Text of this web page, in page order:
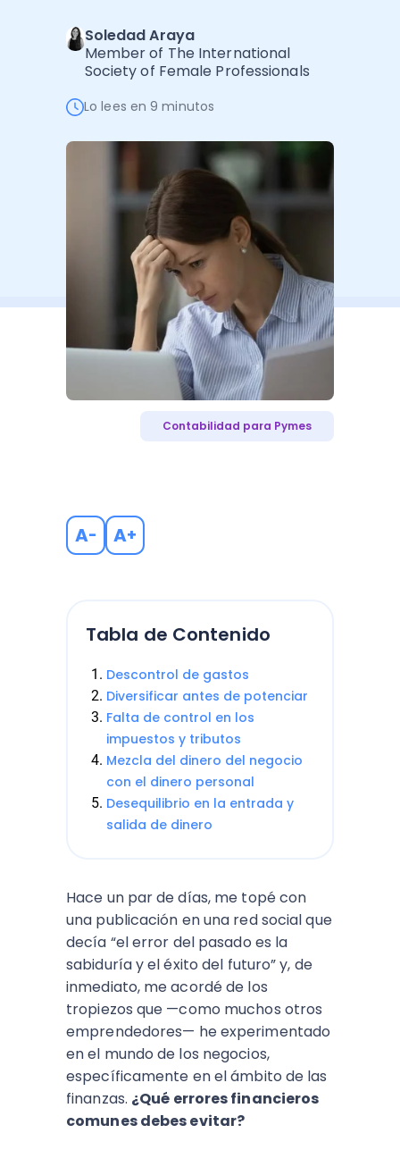
Administración Empresarial
Software Factura y Administración
Autores
Soledad Araya
Member of The International
Society of Female Professionals
Lo lees en 9 minutos
Contabilidad para Pymes
A- A+
Tabla de Contenido
Descontrol de gastos
Diversificar antes de potenciar
Falta de control en los
impuestos y tributos
Mezcla del dinero del negocio
con el dinero personal
Desequilibrio en la entrada y
salida de dinero
Hace un par de días, me topé con
una publicación en una red social que
decía “el error del pasado es la
sabiduría y el éxito del futuro” y, de
inmediato, me acordé de los
tropiezos que —como muchos otros
emprendedores— he experimentado
en el mundo de los negocios,
específicamente en el ámbito de las
finanzas. ¿Qué errores financieros
comunes debes evitar?